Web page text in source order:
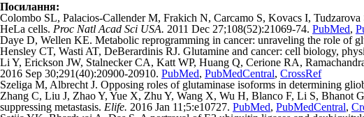
Посилання:
Colombo SL, Palacios-Callender M, Frakich N, Carcamo S, Kovacs I,
HeLa cells. Proc Natl Acad Sci USA. 2011 Dec 27;108(52):21069-74. PubMed,
Daye D, Wellen KE. Metabolic reprogramming in cancer: unraveling the role of
Hensley CT, Wasti AT, DeBerardinis RJ. Glutamine and cancer: cell biology,
Li Y, Erickson JW, Stalnecker CA, Katt WP, Huang Q, Cerione RA,
2016 Sep 30;291(40):20900-20910. PubMed, PubMedCentral, CrossRef
Szeliga M, Albrecht J. Opposing roles of glutaminase isoforms in determining
Zhang C, Liu J, Zhao Y, Yue X, Zhu Y, Wang X, Wu H, Blanco F, Li S, Bhanot
suppressing metastasis. Elife. 2016 Jan 11;5:e10727. PubMed, PubMedCentral,